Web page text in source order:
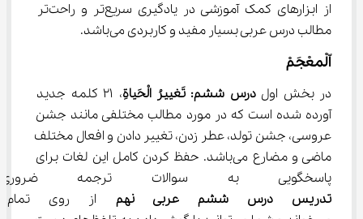
از ابزارهای کمک آموزشی در یادگیری سریع‌تر و راحت‌تر
مطالب درس عربی بسیار مفید و کاربردی می‌باشد.
اّلْمعْجَمْ
در بخش اول درس ششم: تَغييرُ الْحَياةِ
، ۲۱ کلمه جدید
آورده شده است که در مورد مطالب مختلفی مانند جشن
عروسی، جشن تولد، عطر زدن، تغییر دادن و افعال مختلف
ماضی و مضارع می‌باشد. حفظ کردن کامل این لغات برای
پاسخگویی به سوالات ترجمه
تدریس درس ششم عربی نهم از روی تمام